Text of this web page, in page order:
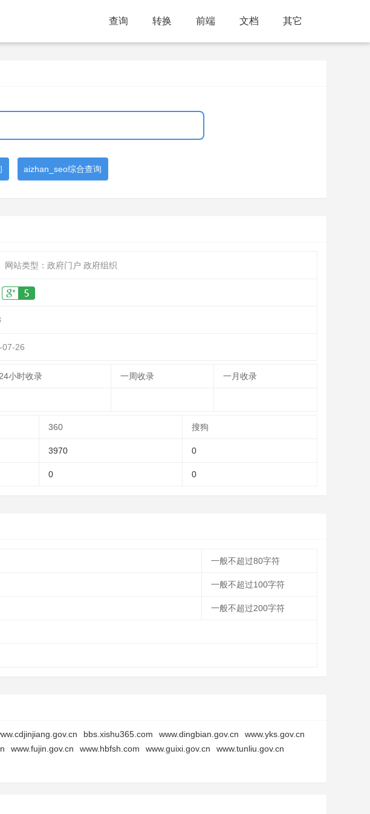
查询 转换 前端 文档 其它
aizhan_seo综合查询
网站类型：政府门户 政府组织
07-26
24小时收录 一周收录 一月收录
360 搜狗
3970 0
0 0
一般不超过80字符
一般不超过100字符
一般不超过200字符
bbs.xishu365.com www.dingbian.gov.cn
www.yks.gov.cn
www.fujin.gov.cn www.hbfsh.com www.guixi.gov.cn
www.tunliu.gov.cn